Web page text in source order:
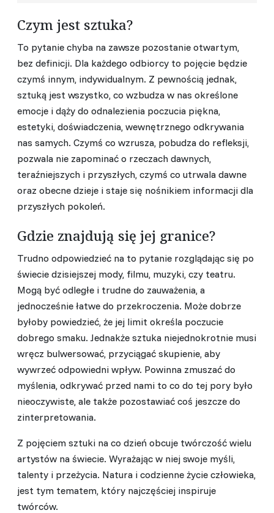
Czym jest sztuka?
To pytanie chyba na zawsze pozostanie otwartym,
bez definicji. Dla każdego odbiorcy to pojęcie będzie
czymś innym, indywidualnym. Z pewnością jednak,
sztuką jest wszystko, co wzbudza w nas określone
emocje i dąży do odnalezienia poczucia piękna,
estetyki, doświadczenia, wewnętrznego odkrywania
nas samych. Czymś co wzrusza, pobudza do refleksji,
pozwala nie zapominać o rzeczach dawnych,
teraźniejszych i przyszłych, czymś co utrwala dawne
oraz obecne dzieje i staje się nośnikiem informacji dla
przyszłych pokoleń.
Gdzie znajdują się jej granice?
Trudno odpowiedzieć na to pytanie rozglądając się po
świecie dzisiejszej mody, filmu, muzyki, czy teatru.
Mogą być odległe i trudne do zauważenia, a
jednocześnie łatwe do przekroczenia. Może dobrze
byłoby powiedzieć, że jej limit określa poczucie
dobrego smaku. Jednakże sztuka niejednokrotnie musi
wręcz bulwersować, przyciągać skupienie, aby
wywrzeć odpowiedni wpływ. Powinna zmuszać do
myślenia, odkrywać przed nami to co do tej pory było
nieoczywiste, ale także pozostawiać coś jeszcze do
zinterpretowania.
Z pojęciem sztuki na co dzień obcuje twórczość wielu
artystów na świecie. Wyrażając w niej swoje myśli,
talenty i przeżycia. Natura i codzienne życie człowieka,
jest tym tematem, który najczęściej inspiruje
twórców.